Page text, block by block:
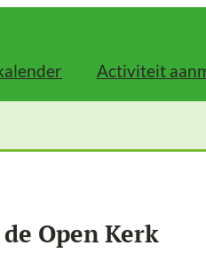
Activiteit
Open Kerk